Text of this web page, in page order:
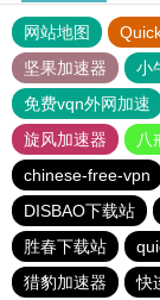
网站地图
坚果加速器
小
免费vqn外网加速
旋风加速器
八
chinese-free-vpn
DISBAO下载站
胜春下载站
猎豹加速器
快